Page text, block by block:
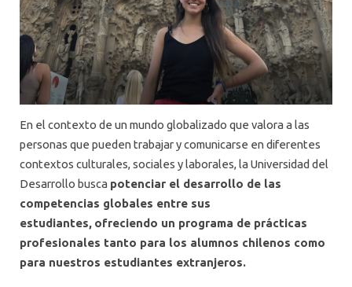
En el contexto de un mundo globalizado que valora a las
personas que pueden trabajar y comunicarse en diferentes
contextos culturales, sociales y laborales, la Universidad del
Desarrollo busca potenciar el desarrollo de las
competencias globales entre sus
estudiantes, ofreciendo un programa de prácticas
profesionales tanto para los alumnos chilenos como
para nuestros estudiantes extranjeros.